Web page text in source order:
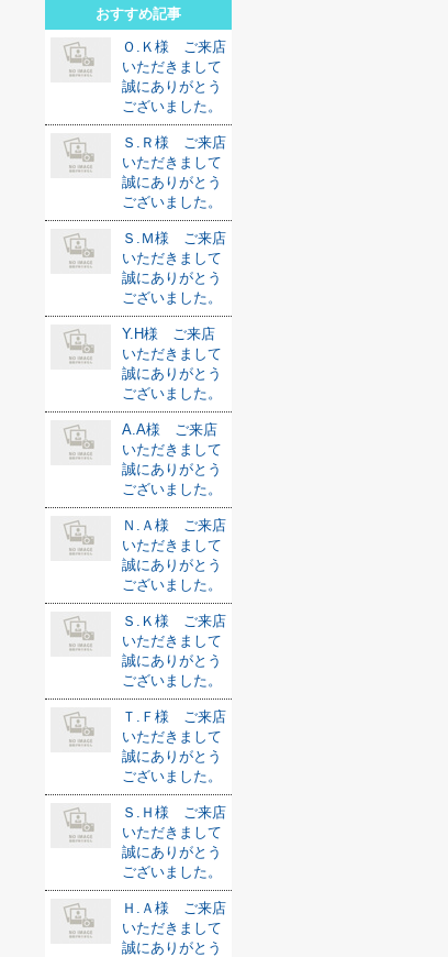
おすすめ記事
Ｏ.Ｋ様 ご来店
いただきまして
誠にありがとう
ございました。
Ｓ.Ｒ様 ご来店
いただきまして
誠にありがとう
ございました。
Ｓ.Ｍ様 ご来店
いただきまして
誠にありがとう
ございました。
Y.H様 ご来店
いただきまして
誠にありがとう
ございました。
A.A様 ご来店
いただきまして
誠にありがとう
ございました。
Ｎ.Ａ様 ご来店
いただきまして
誠にありがとう
ございました。
Ｓ.Ｋ様 ご来店
いただきまして
誠にありがとう
ございました。
Ｔ.Ｆ様 ご来店
いただきまして
誠にありがとう
ございました。
Ｓ.Ｈ様 ご来店
いただきまして
誠にありがとう
ございました。
Ｈ.Ａ様 ご来店
いただきまして
誠にありがとう